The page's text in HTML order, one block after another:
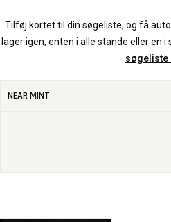
Tilføj kortet til din søgeliste, og få
lager igen, enten i alle stande eller en i
søgeliste
NEAR MINT